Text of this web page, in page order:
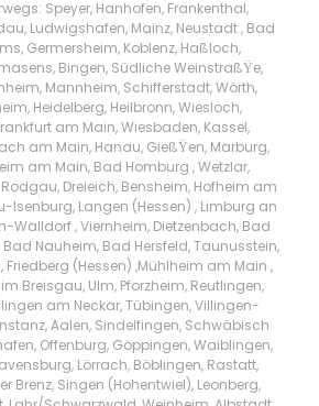
Speyer, Hanhofen, Frankenthal,
Ludwigshafen, Mainz, Neustadt , Bad
Germersheim, Koblenz, Haßloch,
Bingen, Südliche WeinstraßŸe,
Mannheim, Schifferstadt, Wörth,
Heidelberg, Heilbronn, Wiesloch,
am Main, Wiesbaden, Kassel,
am Main, Hanau, GießŸen, Marburg,
am Main, Bad Homburg , Wetzlar,
Dreieich, Bensheim, Hofheim am
Isenburg, Langen (Hessen) , Limburg an
Walldorf , Viernheim, Dietzenbach, Bad
Bad Nauheim, Bad Hersfeld, Taunusstein,
Friedberg (Hessen) ,Mühlheim am Main ,
Breisgau, Ulm, Pforzheim, Reutlingen,
am Neckar, Tübingen, Villingen-
Aalen, Sindelfingen, Schwäbisch
Offenburg, Göppingen, Waiblingen,
Lörrach, Böblingen, Rastatt,
Brenz, Singen (Hohentwiel), Leonberg,